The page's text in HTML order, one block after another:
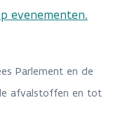
evenementen.
Parlement en de
afvalstoffen en tot